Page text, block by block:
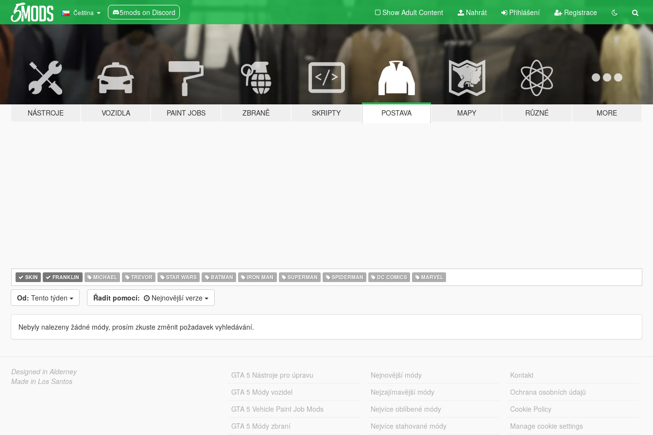
Čeština 5mods on Discord Show Adult Content Nahrát Přihlášení Registrace
NÁSTROJE VOZIDLA PAINT JOBS ZBRANĚ SKRIPTY POSTAVA MAPY RŮZNÉ MORE
SKIN FRANKLIN MICHAEL TREVOR STAR WARS BATMAN IRON MAN SUPERMAN SPIDERMAN DC COMICS MARVEL
Od: Tento týden Řadit pomocí: Nejnovější verze
Nebyly nalezeny žádné módy, prosím zkuste změnit požadavek vyhledávání.
Designed in Alderney
Made in Los Santos
GTA 5 Nástroje pro úpravu
GTA 5 Módy vozidel
GTA 5 Vehicle Paint Job Mods
GTA 5 Módy zbraní
Nejnovější módy
Nejzajímavější módy
Nejvíce oblíbené módy
Nejvíce stahované módy
Kontakt
Ochrana osobních údajů
Cookie Policy
Manage cookie settings